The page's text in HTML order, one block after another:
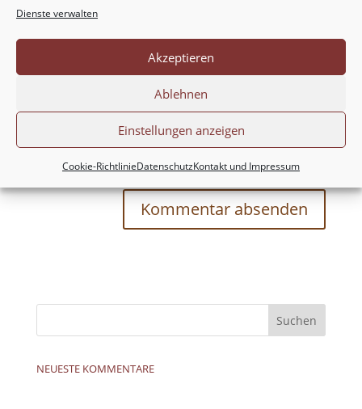
Dienste verwalten
Akzeptieren
Ablehnen
Einstellungen anzeigen
Cookie-RichtlinieDatenschutzKontakt und Impressum
Meinen Namen, meine E-Mail-Adresse und
meine Website in diesem Browser für die nächste
Kommentierung speichern.
NEUESTE KOMMENTARE